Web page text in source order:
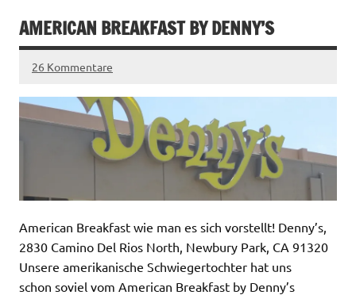
AMERICAN BREAKFAST BY DENNY’S
26 Kommentare
American Breakfast wie man es sich vorstellt! Denny’s,
2830 Camino Del Rios North, Newbury Park, CA 91320
Unsere amerikanische Schwiegertochter hat uns
schon soviel vom American Breakfast by Denny’s